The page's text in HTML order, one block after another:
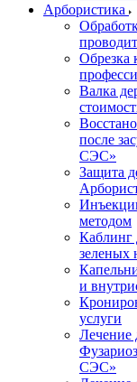
Арбористика
Обрезка
Валка
после
СЭС»
Защита
методом
Каблинг
зеленых
и
услуги
Лечение
СЭС»